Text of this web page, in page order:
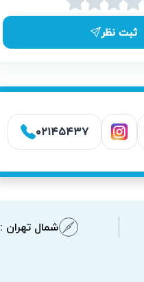
ثبت نظر
۰۲۱۴۵۴۳۷
شمال تهران :